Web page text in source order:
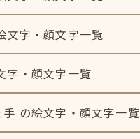
文字・顔文字一覧
字・顔文字一覧
の絵文字・顔文字一覧